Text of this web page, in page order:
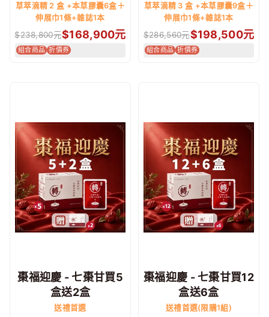
草萃滴精 2 盒 +本草膠囊6盒＋
伸展巾1條+雜誌1本
$238,800元$168,900元
組合商品 折價券
草萃滴精 3 盒 +本草膠囊9盒＋
伸展巾1條+雜誌1本
$286,560元$198,500元
組合商品 折價券
棗福迎慶 - 七棗甘買5
盒送2盒
送禮首選
棗福迎慶 - 七棗甘買12
盒送6盒
送禮首選(限購1組)